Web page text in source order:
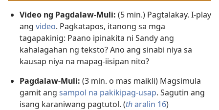
Video ng Pagdalaw-Muli: (5 min.) Pagtalakay. I-play
ang video. Pagkatapos, itanong sa mga
tagapakinig: Paano ipinakita ni Sandy ang
kahalagahan ng teksto? Ano ang sinabi niya sa
kausap niya na mapag-iisipan nito?
Pagdalaw-Muli: (3 min. o mas maikli) Magsimula
gamit ang sampol na pakikipag-usap. Sagutin ang
isang karaniwang pagtutol. (tharalin 16)